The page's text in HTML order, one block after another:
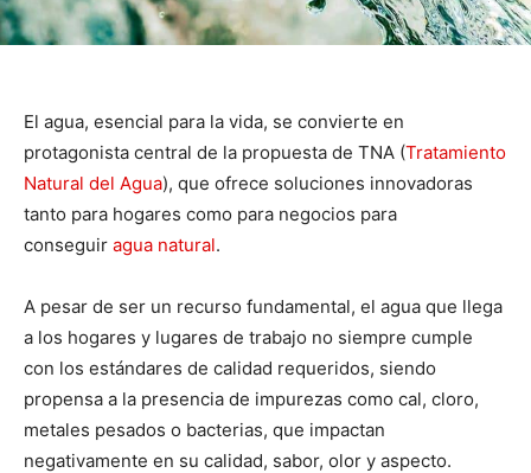
El agua, esencial para la vida, se convierte en
protagonista central de la propuesta de TNA (Tratamiento
Natural del Agua), que ofrece soluciones innovadoras
tanto para hogares como para negocios para
conseguir agua natural.
A pesar de ser un recurso fundamental, el agua que llega
a los hogares y lugares de trabajo no siempre cumple
con los estándares de calidad requeridos, siendo
propensa a la presencia de impurezas como cal, cloro,
metales pesados o bacterias, que impactan
negativamente en su calidad, sabor, olor y aspecto.